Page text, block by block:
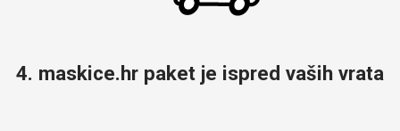
4. maskice.hr paket je ispred vaših vrata